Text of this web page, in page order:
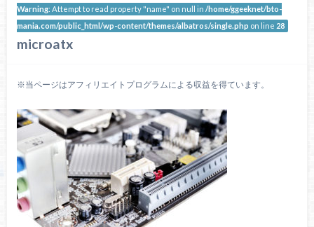
Warning: Attempt to read property "name" on null in/home/ggeeknet/bto-
mania.com/public_html/wp-content/themes/albatros/single.php on line 28
microatx
※当ページはアフィリエイトプログラムによる収益を得ています。